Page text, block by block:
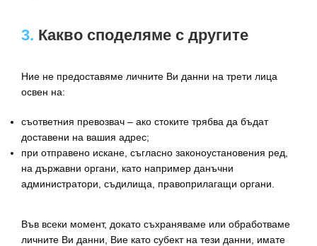
3. Какво споделяме с другите
Ние не предоставяме личните Ви данни на трети лица
освен на:
съответния превозвач – ако стоките трябва да бъдат
доставени на вашия адрес;
при отправено искане, съгласно законоустановения ред,
на държавни органи, като например данъчни
администратори, съдилища, правоприлагащи органи.
Във всеки момент, докато съхраняваме или обработваме
личните Ви данни, Вие като субект на тези данни, имате